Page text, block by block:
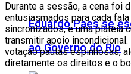
Eduardo Paes se
ao Governo do Rio
Durante a sessão, a cena foi
entusiasmados para cada
sincronizados, e uma plateia
transmitir apoio
votação pautas espinhosas,
diretamente os direitos e o